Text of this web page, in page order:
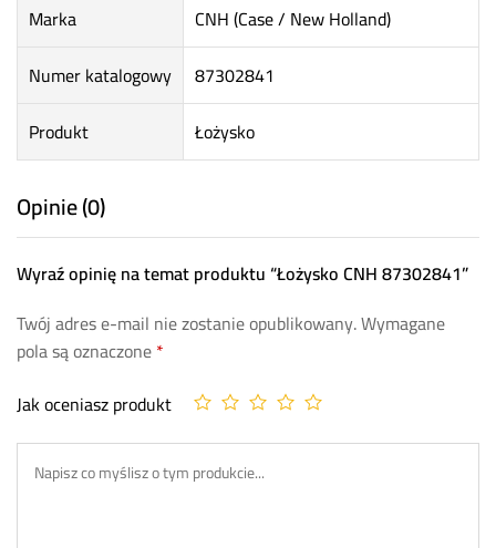
Marka
CNH (Case / New Holland)
Numer katalogowy
87302841
Produkt
Łożysko
Opinie (0)
Wyraź opinię na temat produktu “Łożysko CNH 87302841”
Twój adres e-mail nie zostanie opublikowany.Wymagane
pola są oznaczone*
Jak oceniasz produkt